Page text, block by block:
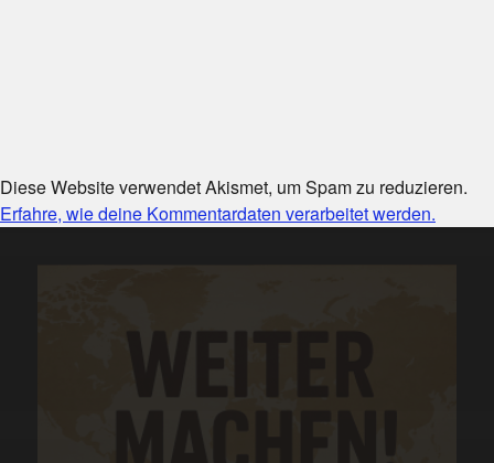
Diese Website verwendet Akismet, um Spam zu reduzieren.
Erfahre, wie deine Kommentardaten verarbeitet werden.